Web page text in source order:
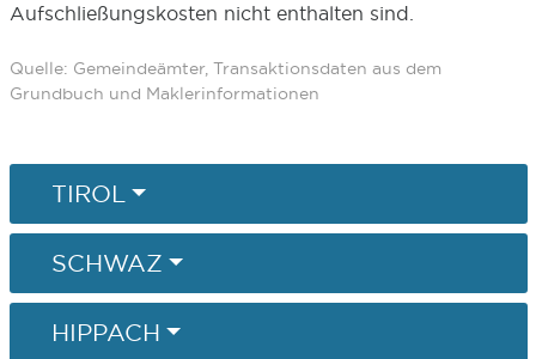
Aufschließungskosten nicht enthalten sind.
Quelle: Gemeindeämter, Transaktionsdaten aus dem
Grundbuch und Maklerinformationen
TIROL
SCHWAZ
HIPPACH